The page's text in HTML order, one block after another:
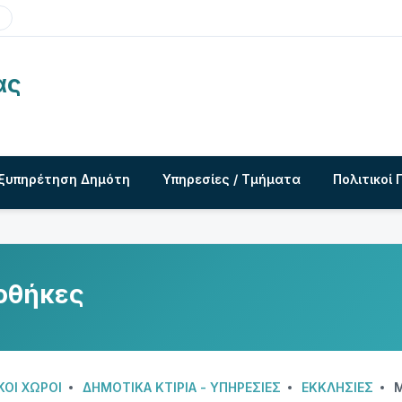
Δημότη Υπηρεσίες / Τμήματα Πολιτικοί
ΧΏΡΟΙ ΔΗΜΟΤΙΚΆ ΚΤΊΡΙΑ - ΥΠΗΡΕΣΊΕΣ ΕΚΚΛΗΣΊΕΣ